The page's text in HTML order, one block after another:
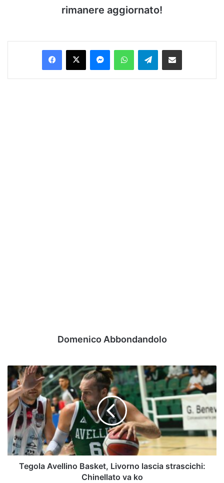
rimanere aggiornato!
Facebook
X MessengerWhatsAppTelegramCondividi via Email
Domenico Abbondandolo
Tegola
Avellino
Basket,
Livorno
lascia
strascichi:
Chinellato
va
ko
Tegola Avellino Basket, Livorno lascia strascichi:
Chinellato va ko